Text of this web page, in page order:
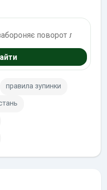
правила зупинки